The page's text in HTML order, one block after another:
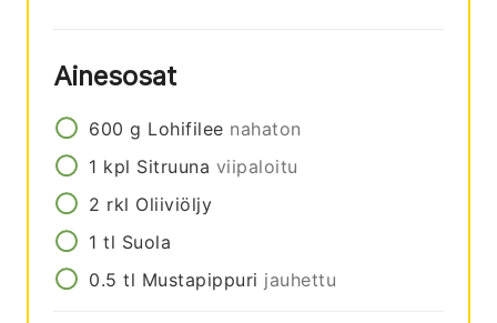
Ainesosat
600 g Lohifilee nahaton
1 kpl Sitruuna viipaloitu
2 rkl Oliiviöljy
1 tl Suola
0.5 tl Mustapippuri jauhettu